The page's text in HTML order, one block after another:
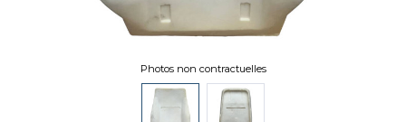
Photos non contractuelles